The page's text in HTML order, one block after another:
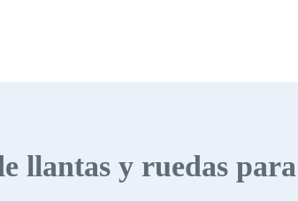
llantas y ruedas